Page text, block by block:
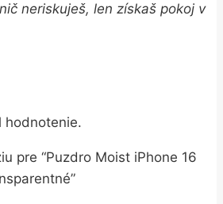
neriskuješ, len získaš pokoj v
hodnotenie.
pre “Puzdro Moist iPhone 16